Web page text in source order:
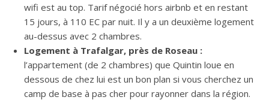
wifi est au top. Tarif négocié hors airbnb et en restant
15 jours, à 110 EC par nuit. Il y a un deuxième logement
au-dessus avec 2 chambres.
Logement à Trafalgar, près de Roseau :
l’appartement (de 2 chambres) que Quintin loue en
dessous de chez lui est un bon plan si vous cherchez un
camp de base à pas cher pour rayonner dans la région.